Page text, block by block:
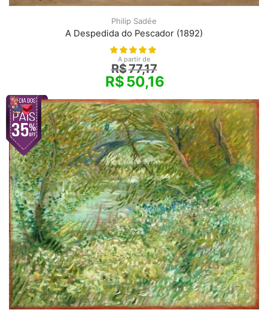
Philip Sadée
A Despedida do Pescador (1892)
A partir de
R$77,17
R$50,16